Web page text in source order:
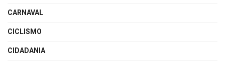
CARNAVAL
CICLISMO
CIDADANIA